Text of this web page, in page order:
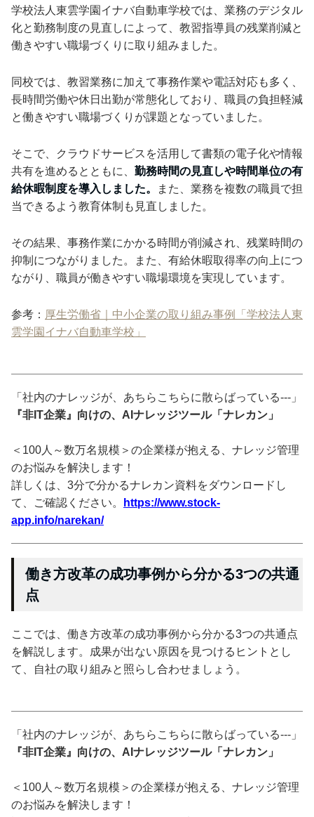
学校法人東雲学園イナバ自動車学校では、業務のデジタル
化と勤務制度の見直しによって、教習指導員の残業削減と
働きやすい職場づくりに取り組みました。
同校では、教習業務に加えて事務作業や電話対応も多く、
長時間労働や休日出勤が常態化しており、職員の負担軽減
と働きやすい職場づくりが課題となっていました。
そこで、クラウドサービスを活用して書類の電子化や情報
共有を進めるとともに、 勤務時間の見直しや時間単位の有
給休暇制度を導入しました。
また、業務を複数の職員で担
当できるよう教育体制も見直しました。
その結果、事務作業にかかる時間が削減され、残業時間の
抑制につながりました。また、有給休暇取得率の向上につ
ながり、職員が働きやすい職場環境を実現しています。
参考： 厚生労働省｜中小企業の取り組み事例「学校法人東
雲学園イナバ自動車学校」
「社内のナレッジが、あちらこちらに散らばっている---」
『非IT企業』向けの、AIナレッジツール「ナレカン」
＜100人～数万名規模＞の企業様が抱える、ナレッジ管理
のお悩みを解決します！
詳しくは、3分で分かるナレカン資料をダウンロードし
て、ご確認ください。
https://www.stock-
app.info/narekan/
働き方改革の成功事例から分かる3つの共通
点
ここでは、働き方改革の成功事例から分かる3つの共通点
を解説します。成果が出ない原因を見つけるヒントとし
て、自社の取り組みと照らし合わせましょう。
「社内のナレッジが、あちらこちらに散らばっている---」
『非IT企業』向けの、AIナレッジツール「ナレカン」
＜100人～数万名規模＞の企業様が抱える、ナレッジ管理
のお悩みを解決します！